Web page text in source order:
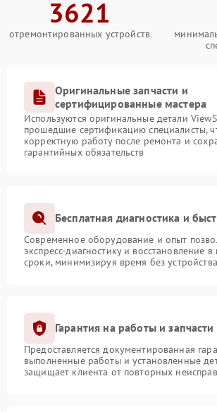
3621
отремонтированных устройств
Оригинальные запчасти и
сертифицированные мастера
Используются оригинальные детали
прошедшие сертификацию специалисты,
корректную работу после ремонта и
гарантийных обязательств
Бесплатная диагностика и
Современное оборудование и опыт
экспресс-диагностику и восстановление
сроки, минимизируя время без устройства
Гарантия на работы и запчасти
Предоставляется документированная
выполненные работы и установленные
защищает клиента от повторных